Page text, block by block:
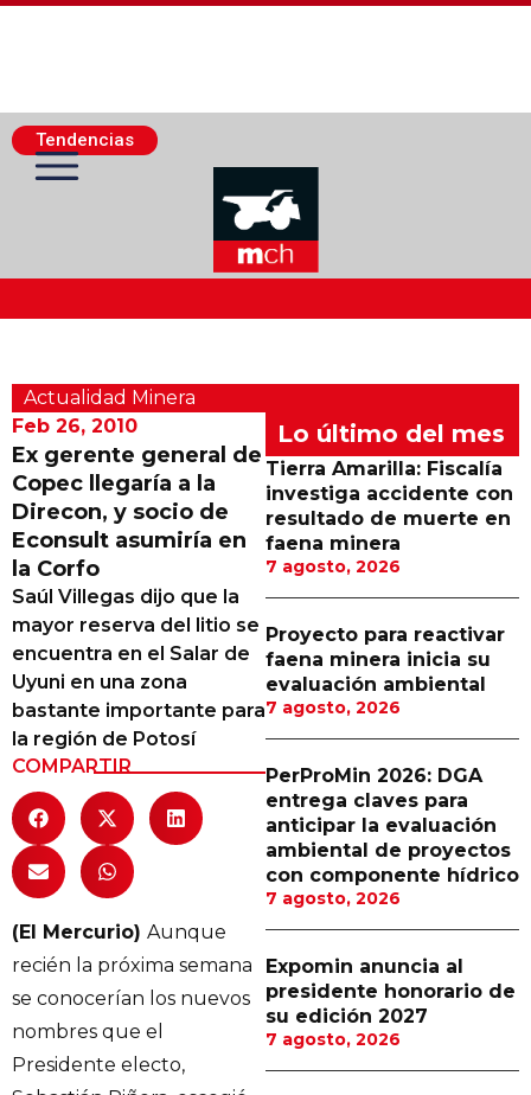
Tendencias
Actualidad Minera
Minería Superficie
Minerí­a Subterránea
Proveedores
Canal Digital
Columnas de Opinión
Designaciones
Calendario de Eventos
Revistas Digital
Siguenos
Actualidad Minera
Feb 26, 2010
Ex gerente general de
Copec llegaría a la
Direcon, y socio de
Econsult asumiría en
la Corfo
Saúl Villegas dijo que la
mayor reserva del litio se
encuentra en el Salar de
Uyuni en una zona
bastante importante para
la región de Potosí
COMPARTIR
(El Mercurio) Aunque
recién la próxima semana
se conocerían los nuevos
nombres que el
Presidente electo,
Lo último del mes
Tierra Amarilla: Fiscalía
investiga accidente con
resultado de muerte en
faena minera
7 agosto, 2026
Proyecto para reactivar
faena minera inicia su
evaluación ambiental
7 agosto, 2026
PerProMin 2026: DGA
entrega claves para
anticipar la evaluación
ambiental de proyectos
con componente hídrico
7 agosto, 2026
Expomin anuncia al
presidente honorario de
su edición 2027
7 agosto, 2026